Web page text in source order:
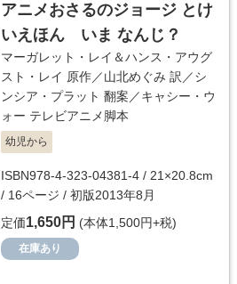
アニメおさるのジョージ とけ
いえほん いま なんじ？
マーガレット・レイ＆ハンス・アウグ
スト・レイ 原作／山北めぐみ 訳／シ
ンシア・プラット 翻案／キャシー・ウ
ォー テレビアニメ脚本
幼児から
ISBN978-4-323-04381-4 / 21×20.8cm
/ 16ページ / 初版2013年8月
定価1,650円 (本体1,500円+税)
在庫あり